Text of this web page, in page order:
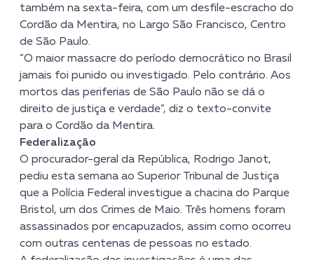
também na sexta-feira, com um desfile-escracho do
Cordão da Mentira, no Largo São Francisco, Centro
de São Paulo.
“O maior massacre do período democrático no Brasil
jamais foi punido ou investigado. Pelo contrário. Aos
mortos das periferias de São Paulo não se dá o
direito de justiça e verdade”, diz o texto-convite
para o Cordão da Mentira.
Federalização
O procurador-geral da República, Rodrigo Janot,
pediu esta semana ao Superior Tribunal de Justiça
que a Polícia Federal investigue a chacina do Parque
Bristol, um dos Crimes de Maio. Três homens foram
assassinados por encapuzados, assim como ocorreu
com outras centenas de pessoas no estado.